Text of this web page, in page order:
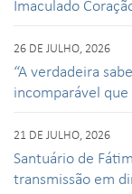
Imaculado
26 DE JULHO, 2026
“A verdadeira
incomparável que
21 DE JULHO, 2026
Santuário de
transmissão em